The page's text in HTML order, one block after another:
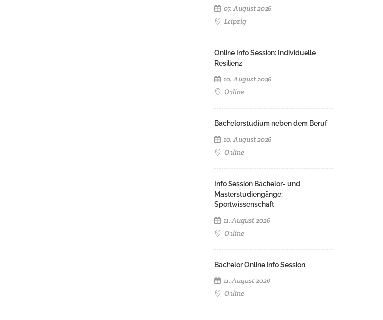
07. August 2026
Leipzig
Online Info Session: Individuelle
Resilienz
10. August 2026
Online
Bachelorstudium neben dem Beruf
10. August 2026
Online
Info Session Bachelor- und
Masterstudiengänge:
Sportwissenschaft
11. August 2026
Online
Bachelor Online Info Session
11. August 2026
Online